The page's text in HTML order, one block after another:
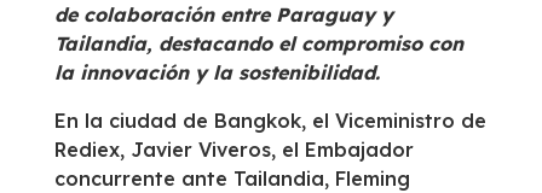
de colaboración entre Paraguay y
Tailandia, destacando el compromiso con
la innovación y la sostenibilidad.
En la ciudad de Bangkok, el Viceministro de
Rediex, Javier Viveros, el Embajador
concurrente ante Tailandia, Fleming